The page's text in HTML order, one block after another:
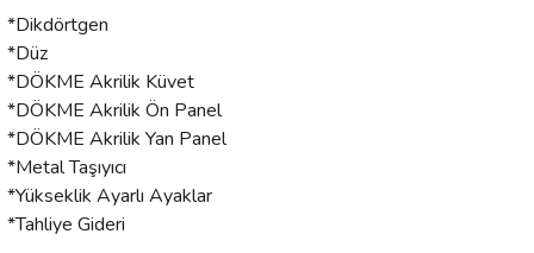
*Dikdörtgen
*Düz
*DÖKME Akrilik Küvet
*DÖKME Akrilik Ön Panel
*DÖKME Akrilik Yan Panel
*Metal Taşıyıcı
*Yükseklik Ayarlı Ayaklar
*Tahliye Gideri